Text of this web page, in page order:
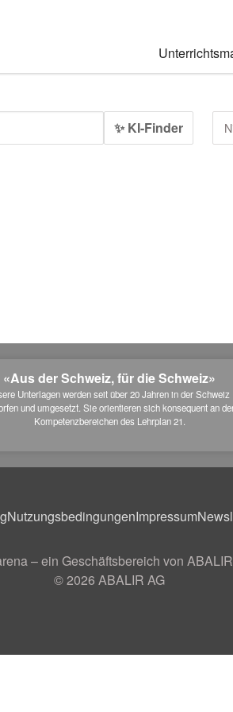
✨ KI-Finder
«Aus der Schweiz, für die Schweiz»
Unterlagen werden seit über 20 Jahren in der Schweiz
und umgesetzt. Sie orientieren sich konsequent an
Kompetenzbereichen des Lehrplan 21.
NutzungsbedingungenImpressum
– ein Geschäftsbereich von
© 2026 ABALIR AG